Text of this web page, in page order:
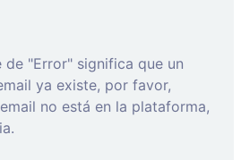
de "Error" significa que un
ya existe, por favor,
no está en la plataforma,